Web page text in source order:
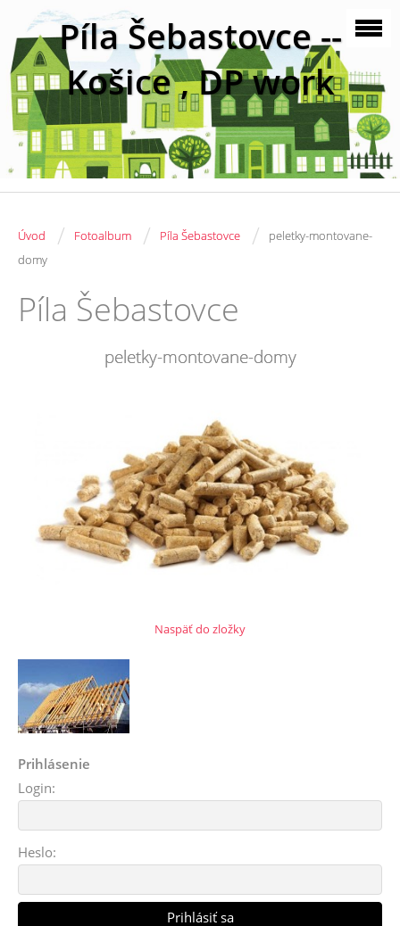
Píla Šebastovce --
Košice , DP work
Úvod / Fotoalbum / Píla Šebastovce /
peletky-montovane-
domy
Píla Šebastovce
peletky-montovane-domy
Naspäť do zložky
Prihlásenie
Login:
Heslo: